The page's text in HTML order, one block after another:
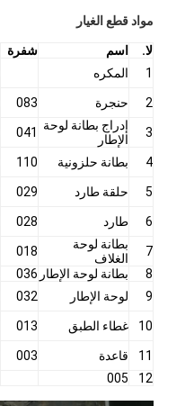
مواد قطع الغيار
لا. اسم شفرة
1
المكره
2
حنجرة 083
3
إدراج بطانة لوحة
الإطار
041
4
بطانة حلزونية 110
5
حلقة طارد 029
6
طارد 028
7
بطانة لوحة
الغلاف
018
8
بطانة لوحة الإطار 036
9
لوحة الإطار 032
10
غطاء الطبق 013
11
قاعدة 003
12
005